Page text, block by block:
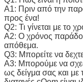
Α1: Πριν από την
προς ένα!
Q2: Τι γίνεται με το
A2: Ο χρόνος
απόθεμα.
Q3: Μπορείτε να
A3: Μπορούμε να
ως δείγμα σας και με